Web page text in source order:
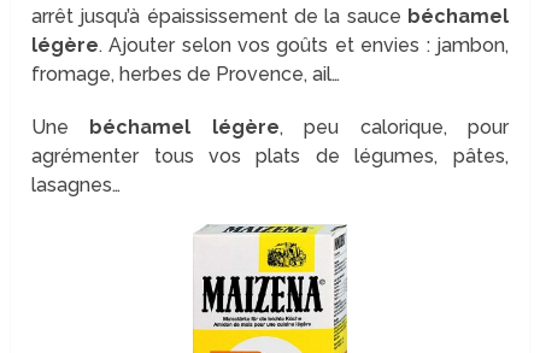
arrêt jusqu’à épaississement de la sauce béchamel
légère. Ajouter selon vos goûts et envies : jambon,
fromage, herbes de Provence, ail…
Une béchamel légère, peu calorique, pour
agrémenter tous vos plats de légumes, pâtes,
lasagnes…